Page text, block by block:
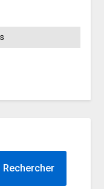
Rechercher